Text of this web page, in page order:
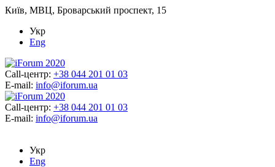
Київ, МВЦ, Броварський проспект, 15
Укр
Eng
Call-центр: +38 044 201 01 03
E-mail: info@iforum.ua
Call-центр: +38 044 201 01 03
E-mail: info@iforum.ua
Укр
Eng